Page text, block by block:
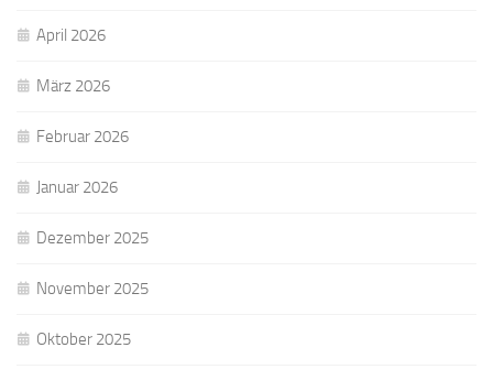
April 2026
März 2026
Februar 2026
Januar 2026
Dezember 2025
November 2025
Oktober 2025